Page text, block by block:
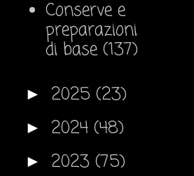
Conserve e
preparazioni
di base (137)
► 2025 (23)
► 2024 (48)
► 2023 (75)